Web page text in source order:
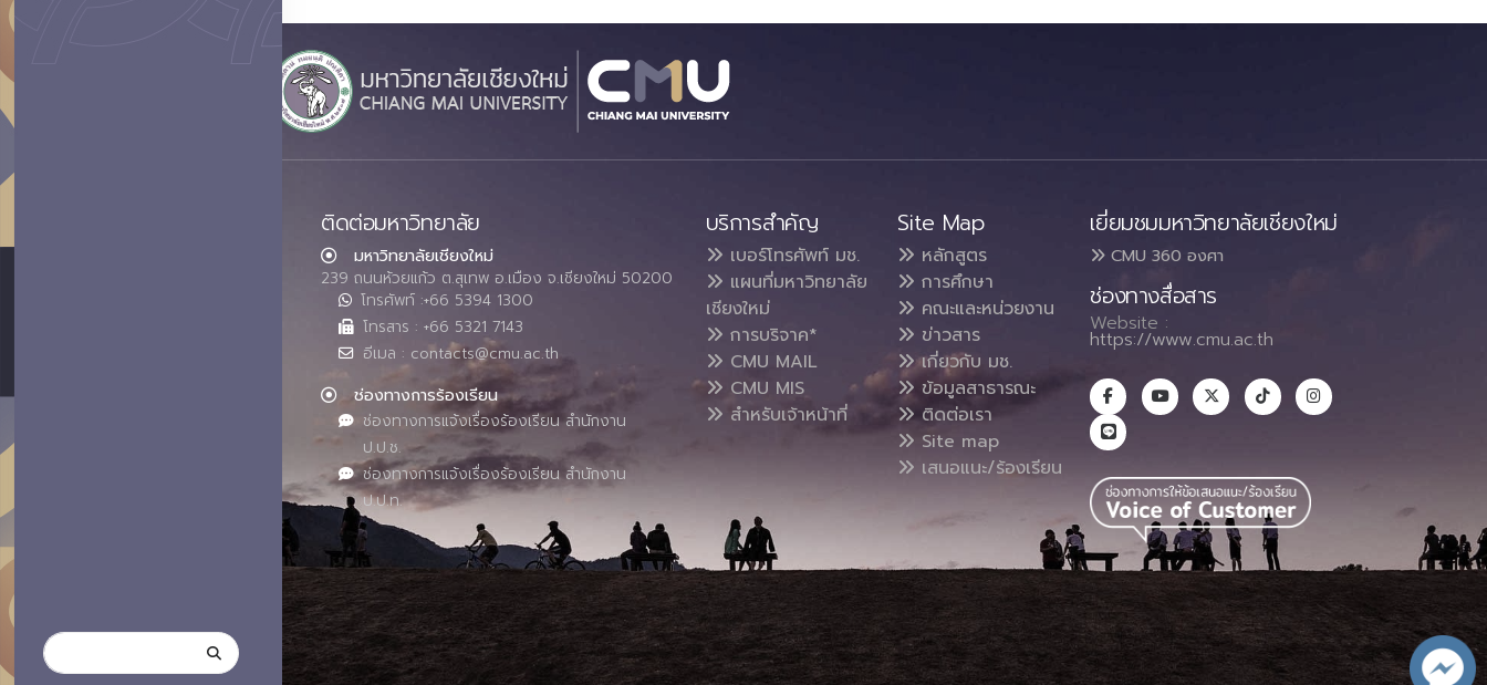
ติดต่อมหาวิทยาลัย
มหาวิทยาลัยเชียงใหม่
239 ถนนห้วยแก้ว ต.สุเทพ อ.เมือง จ.เชียงใหม่ 50200
โทรศัพท์ :+66 5394 1300
โทรสาร : +66 5321 7143
อีเมล : contacts@cmu.ac.th
ช่องทางการร้องเรียน
ช่องทางการแจ้งเรื่องร้องเรียน สำนักงาน
ป.ป.ช.
ช่องทางการแจ้งเรื่องร้องเรียน สำนักงาน
ป.ป.ท.
บริการสำคัญ
เบอร์โทรศัพท์ มช.
แผนที่มหาวิทยาลัย
เชียงใหม่
การบริจาค*
CMU MAIL
CMU MIS
สำหรับเจ้าหน้าที่
Site Map
หลักสูตร
การศึกษา
คณะและหน่วยงาน
ข่าวสาร
เกี่ยวกับ มช.
ข้อมูลสาธารณะ
ติดต่อเรา
Site map
เสนอแนะ/ร้องเรียน
เยี่ยมชมมหาวิทยาลัยเชียงใหม่
CMU 360 องศา
ช่องทางสื่อสาร
Website :
https://www.cmu.ac.th